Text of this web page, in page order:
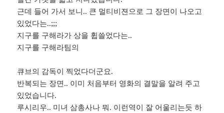
근데 들어 가서 보니.. 큰 멀티비젼으로 그 장면이 나오고
있었다는..;;;
지구를 구해라가 상을 휩쓸었다는..
지구를 구해라팀의
큐브의 감독이 찍었다더군요.
반복되는 장면.. 이미 처음부터 영화의 결말을 알려 주고
있었습니다.
루시리우.. 미녀 삼총사나 뭐. 이런역이 잘 어울리는듯 하